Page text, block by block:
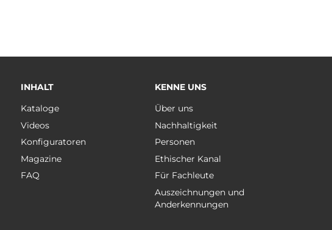
INHALT
Kataloge
Videos
Konfiguratoren
Magazine
FAQ
KENNE UNS
Über uns
Nachhaltigkeit
Personen
Ethischer Kanal
Für Fachleute
Auszeichnungen und
Anderkennungen